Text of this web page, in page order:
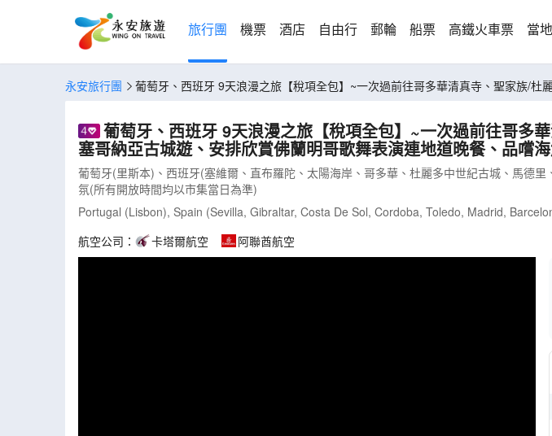
旅行團 機票 酒店 自由行 郵輪 船票 高鐵火車票 當
永安旅行團
葡萄牙、西班牙 9天浪漫之旅【稅項全包】~一次過前往哥多華清真寺、聖家族/
葡萄牙、西班牙 9天浪漫之旅【稅項全包】~一次過前往哥多
塞哥納亞古城遊、安排欣賞佛蘭明哥歌舞表演連地道晚餐、品嚐
葡萄牙(里斯本)、西班牙(塞維爾、直布羅陀、太陽海岸、哥多華、杜麗多中世紀古城、馬德
氛(所有開放時間均以市集當日為準)
Portugal (Lisbon), Spain (Sevilla, Gibraltar, Costa De Sol, Cordoba, Toledo, Madrid,
航空公司：
卡塔爾航空 阿聯酋航空